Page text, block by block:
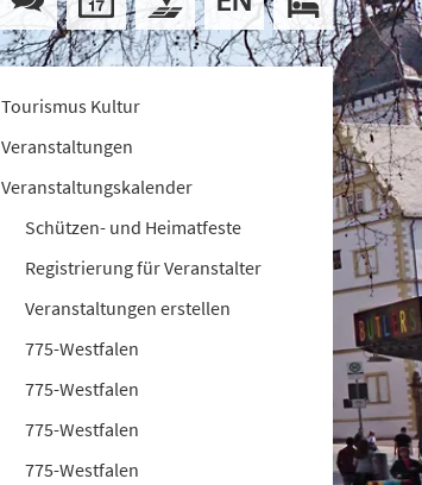
Tourismus Kultur
Veranstaltungen
Veranstaltungskalender
Schützen- und Heimatfeste
Registrierung für Veranstalter
Veranstaltungen erstellen
775-Westfalen
775-Westfalen
775-Westfalen
775-Westfalen